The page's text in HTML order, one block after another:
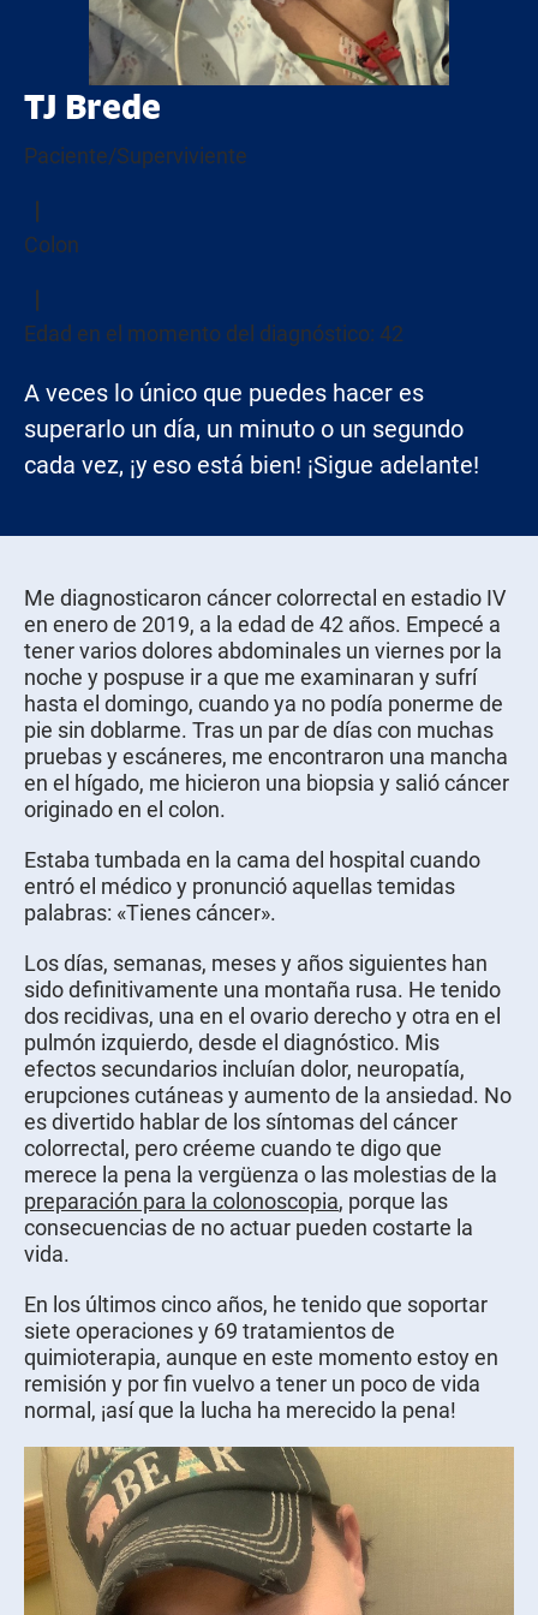
TJ Brede
Paciente/Superviviente
Colon
Edad en el momento del diagnóstico: 42
A veces lo único que puedes hacer es
superarlo un día, un minuto o un segundo
cada vez, ¡y eso está bien! ¡Sigue adelante!
Me diagnosticaron cáncer colorrectal en estadio IV
en enero de 2019, a la edad de 42 años. Empecé a
tener varios dolores abdominales un viernes por la
noche y pospuse ir a que me examinaran y sufrí
hasta el domingo, cuando ya no podía ponerme de
pie sin doblarme. Tras un par de días con muchas
pruebas y escáneres, me encontraron una mancha
en el hígado, me hicieron una biopsia y salió cáncer
originado en el colon.
Estaba tumbada en la cama del hospital cuando
entró el médico y pronunció aquellas temidas
palabras: «Tienes cáncer».
Los días, semanas, meses y años siguientes han
sido definitivamente una montaña rusa. He tenido
dos recidivas, una en el ovario derecho y otra en el
pulmón izquierdo, desde el diagnóstico. Mis
efectos secundarios incluían dolor, neuropatía,
erupciones cutáneas y aumento de la ansiedad. No
es divertido hablar de los síntomas del cáncer
colorrectal, pero créeme cuando te digo que
merece la pena la vergüenza o las molestias de la
preparación para la colonoscopia, porque las
consecuencias de no actuar pueden costarte la
vida.
En los últimos cinco años, he tenido que soportar
siete operaciones y 69 tratamientos de
quimioterapia, aunque en este momento estoy en
remisión y por fin vuelvo a tener un poco de vida
normal, ¡así que la lucha ha merecido la pena!